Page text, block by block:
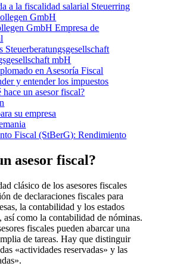
a la fiscalidad salarial Steuerring
GmbH
GmbH Empresa de
Steuerberatungsgesellschaft
mbH
en Asesoría Fiscal
y entender los impuestos
un asesor fiscal?
su empresa
Fiscal (StBerG): Rendimiento
asesor fiscal?
clásico de los asesores fiscales
de declaraciones fiscales para
la contabilidad y los estados
así como la contabilidad de nóminas.
fiscales pueden abarcar una
de tareas. Hay que distinguir
«actividades reservadas» y las